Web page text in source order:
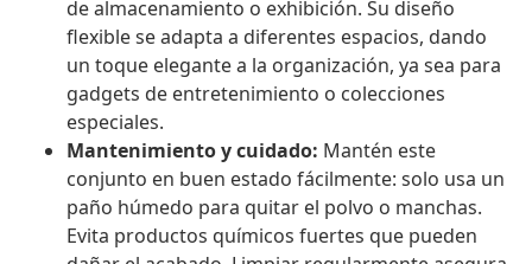
de almacenamiento o exhibición. Su diseño
flexible se adapta a diferentes espacios, dando
un toque elegante a la organización, ya sea para
gadgets de entretenimiento o colecciones
especiales.
Mantenimiento y cuidado: Mantén este
conjunto en buen estado fácilmente: solo usa un
paño húmedo para quitar el polvo o manchas.
Evita productos químicos fuertes que pueden